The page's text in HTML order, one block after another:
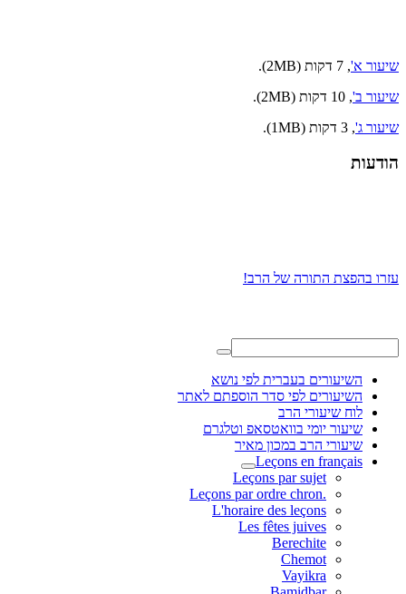
שיעור א', 7 דקות (2MB).
שיעור ב', 10 דקות (2MB).
שיעור ג', 3 דקות (1MB).
הודעות
עזרו בהפצת התורה של הרב!
השיעורים בעברית לפי נושא
השיעורים לפי סדר הוספתם לאתר
לוח שיעורי הרב
שיעור יומי בוואטסאפ וטלגרם
שיעורי הרב במכון מאיר
Leçons en français
Leçons par sujet
.Leçons par ordre chron
L'horaire des leçons
Les fêtes juives
Berechite
Chemot
Vayikra